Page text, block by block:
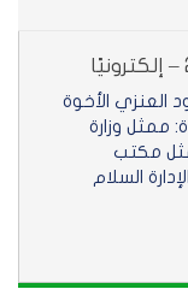
العنزي الأخوة
ممثل وزارة
مكتب
السلام